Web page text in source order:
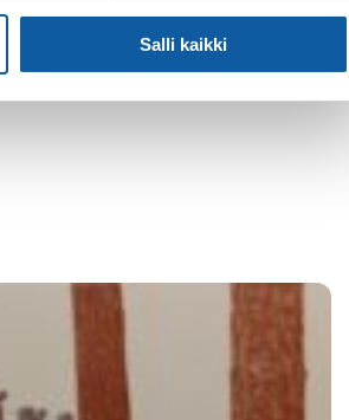
Salli kaikki